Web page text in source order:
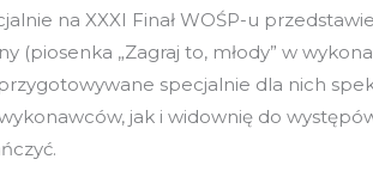
na XXXI Finał WOŚP-u
(piosenka „Zagraj to, młody” w
specjalnie dla nich
jak i widownię do